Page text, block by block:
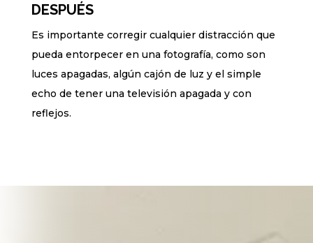
DESPUÉS
Es importante corregir cualquier distracción que
pueda entorpecer en una fotografía, como son
luces apagadas, algún cajón de luz y el simple
echo de tener una televisión apagada y con
reflejos.